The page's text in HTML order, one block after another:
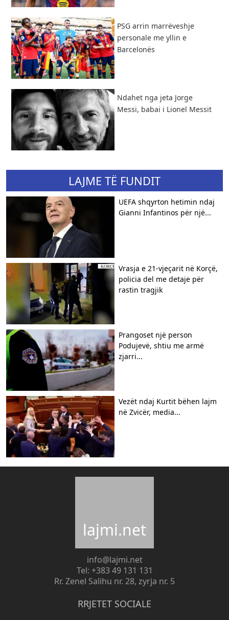
PSG arrin marrëveshje
personale me yllin e
Barcelonës
Ndahet nga jeta Jorge
Messi, babai i Lionel Messit
LAJME TË FUNDIT
UEFA shqyrton hetimin ndaj
Gianni Infantinos për një...
Vrasja e 21-vjeçarit në Korçë,
policia del me detaje për
rastin tragjik
Prangoset një person
Podujevë, shtiu me armë
zjarri...
Vezët ndaj Kurtit bëhen lajm
në Zvicër, media...
lajmi.net
info@lajmi.net
Tel: +383 49 131 131
Rr. Zenel Salihu nr. 28, zyrja nr. 5
RRJETET SOCIALE